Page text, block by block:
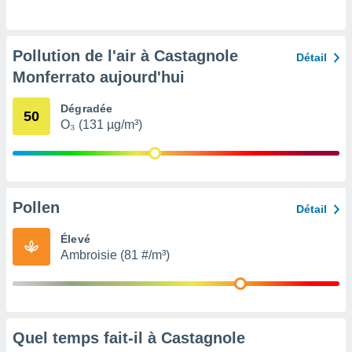
ou
de la
des
notre
Pollution de l'air à Castagnole
Monferrato aujourd'hui
Détail
50 Dégradée
O₃ (131 µg/m³)
Pollen Détail
Élevé
Ambroisie (81 #/m³)
Quel temps fait-il à Castagnole